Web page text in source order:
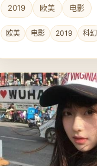
2019 欧美 电影
欧美 电影 2019 科幻